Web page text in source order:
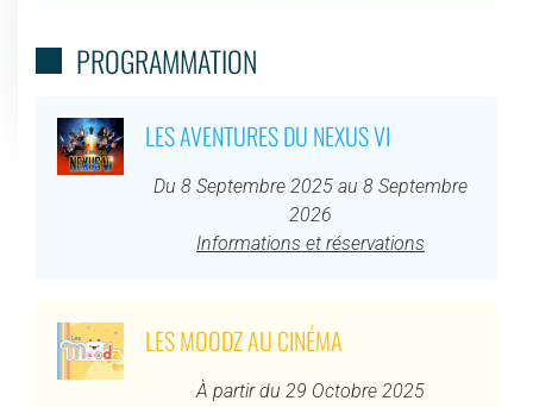
PROGRAMMATION
LES AVENTURES DU NEXUS VI
Du 8 Septembre 2025 au 8 Septembre
2026
Informations et réservations
LES MOODZ AU CINÉMA
À partir du 29 Octobre 2025